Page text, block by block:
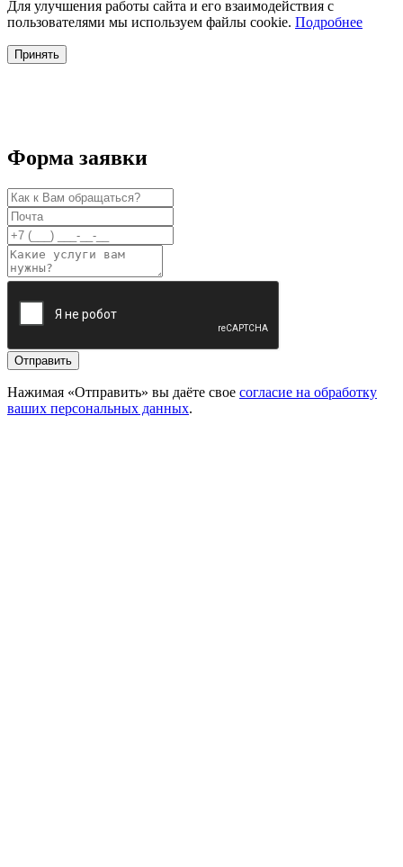
Для улучшения работы сайта и его взаимодействия с
пользователями мы используем файлы cookie. Подробнее
Принять
Форма заявки
Отправить
Нажимая «Отправить» вы даёте свое согласие на обработку
ваших персональных данных.